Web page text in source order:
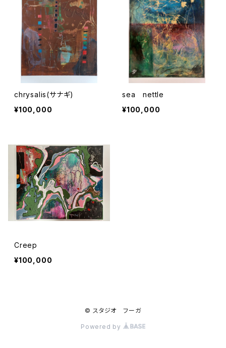
chrysalis(サナギ)
¥100,000
sea nettle
¥100,000
Creep
¥100,000
© スタジオ フーガ
Powered by